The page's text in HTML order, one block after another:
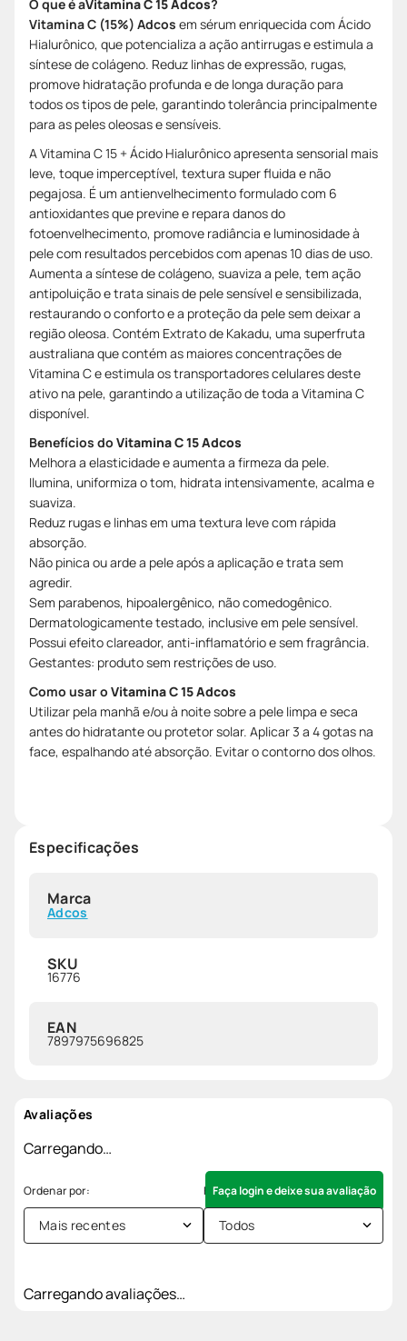
O que é aVitamina C 15 Adcos?
Vitamina C (15%) Adcos em sérum enriquecida com Ácido
Hialurônico, que potencializa a ação antirrugas e estimula a
síntese de colágeno. Reduz linhas de expressão, rugas,
promove hidratação profunda e de longa duração para
todos os tipos de pele, garantindo tolerância principalmente
para as peles oleosas e sensíveis.
A Vitamina C 15 + Ácido Hialurônico apresenta sensorial mais
leve, toque imperceptível, textura super fluida e não
pegajosa. É um antienvelhecimento formulado com 6
antioxidantes que previne e repara danos do
fotoenvelhecimento, promove radiância e luminosidade à
pele com resultados percebidos com apenas 10 dias de uso.
Aumenta a síntese de colágeno, suaviza a pele, tem ação
antipoluição e trata sinais de pele sensível e sensibilizada,
restaurando o conforto e a proteção da pele sem deixar a
região oleosa. Contém Extrato de Kakadu, uma superfruta
australiana que contém as maiores concentrações de
Vitamina C e estimula os transportadores celulares deste
ativo na pele, garantindo a utilização de toda a Vitamina C
disponível.
Benefícios do Vitamina C 15 Adcos
Melhora a elasticidade e aumenta a firmeza da pele.
Ilumina, uniformiza o tom, hidrata intensivamente, acalma e
suaviza.
Reduz rugas e linhas em uma textura leve com rápida
absorção.
Não pinica ou arde a pele após a aplicação e trata sem
agredir.
Sem parabenos, hipoalergênico, não comedogênico.
Dermatologicamente testado, inclusive em pele sensível.
Possui efeito clareador, anti-inflamatório e sem fragrância.
Gestantes: produto sem restrições de uso.
Como usar o Vitamina C 15 Adcos
Utilizar pela manhã e/ou à noite sobre a pele limpa e seca
antes do hidratante ou protetor solar. Aplicar 3 a 4 gotas na
face, espalhando até absorção. Evitar o contorno dos olhos.
Especificações
Marca
Adcos
SKU
16776
EAN
7897975696825
Avaliações
Carregando…
Faça login e deixe sua avaliação
Mais recentes Todos
Carregando avaliações…